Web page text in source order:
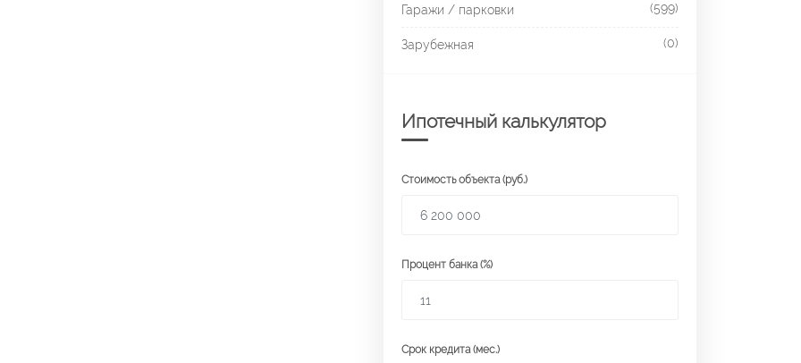
Гаражи / парковки (599)
Зарубежная (0)
Ипотечный калькулятор
Стоимость объекта (руб.)
Процент банка (%)
Срок кредита (мес.)